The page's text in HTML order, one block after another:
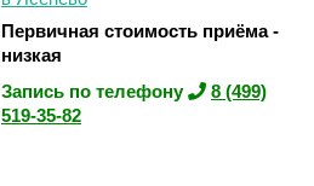
Первичная стоимость приёма -
низкая
Запись по телефону
8 (499)
519-35-82